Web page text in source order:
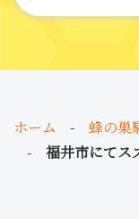
ホーム
蜂の巣
福井市にてス